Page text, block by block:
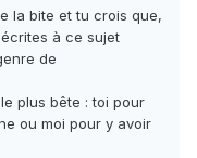
la bite et tu crois que,
à ce sujet
de
plus bête : toi pour
ou moi pour y avoir